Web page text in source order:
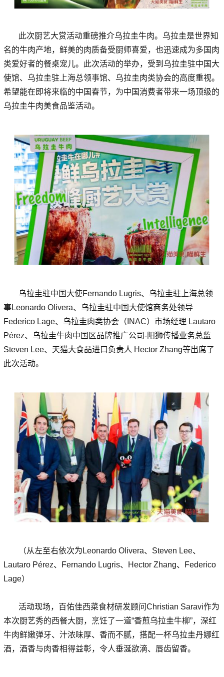
此次厨艺大赏活动重磅推介乌拉圭牛肉。乌拉圭是世界知
名的牛肉产地，鲜美的肉质备受厨师喜爱，也迅速成为多国肉
类爱好者的餐桌宠儿。此次活动的举办，受到乌拉圭驻中国大
使馆、乌拉圭驻上海总领事馆、乌拉圭肉类协会的高度重视。
希望能在即将来临的中国春节，为中国消费者带来一场顶级的
乌拉圭牛肉美食品鉴活动。
乌拉圭驻中国大使Fernando Lugris、乌拉圭驻上海总领
事Leonardo Olivera、乌拉圭驻中国大使馆商务处领导
Federico Lage、乌拉圭肉类协会（INAC）市场经理 Lautaro
Pérez、乌拉圭牛肉中国区品牌推广公司-阳狮传播业务总监
Steven Lee、天猫大食品进口负责人 Hector Zhang等出席了
此次活动。
（从左至右依次为Leonardo Olivera、Steven Lee、
Lautaro Pérez、Fernando Lugris、Hector Zhang、Federico
Lage）
活动现场，百佑佳西菜食材研发顾问Christian Saravi作为
本次厨艺秀的西餐大厨，烹饪了一道“香煎乌拉圭牛柳”，深红
牛肉鲜嫩弹牙、汁浓味厚、香而不腻，搭配一杯乌拉圭丹娜红
酒，酒香与肉香相得益彰，令人垂涎欲滴、唇齿留香。